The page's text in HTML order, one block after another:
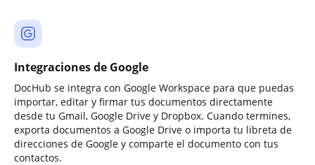
Integraciones de Google
DocHub se integra con Google Workspace para que puedas
importar, editar y firmar tus documentos directamente
desde tu Gmail, Google Drive y Dropbox. Cuando termines,
exporta documentos a Google Drive o importa tu libreta de
direcciones de Google y comparte el documento con tus
contactos.